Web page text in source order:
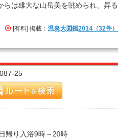
は雄大な山岳美を眺められ、昇る
[有料] 掲載： 温泉大図鑑2014（32件）
25
帰り入浴9時～20時